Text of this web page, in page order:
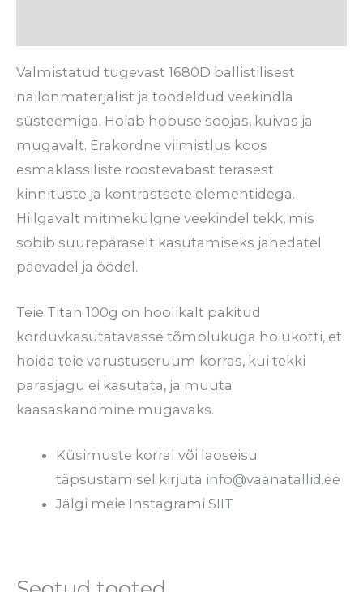
Valmistatud tugevast 1680D ballistilisest
nailonmaterjalist ja töödeldud veekindla
süsteemiga. Hoiab hobuse soojas, kuivas ja
mugavalt. Erakordne viimistlus koos
esmaklassiliste roostevabast terasest
kinnituste ja kontrastsete elementidega.
Hiilgavalt mitmekülgne veekindel tekk, mis
sobib suurepäraselt kasutamiseks jahedatel
päevadel ja öödel.
Teie Titan 100g on hoolikalt pakitud
korduvkasutatavasse tõmblukuga hoiukotti, et
hoida teie varustuseruum korras, kui tekki
parasjagu ei kasutata, ja muuta
kaasaskandmine mugavaks.
Küsimuste korral või laoseisu
täpsustamisel kirjuta info@vaanatallid.ee
Jälgi meie InstagramiSIIT